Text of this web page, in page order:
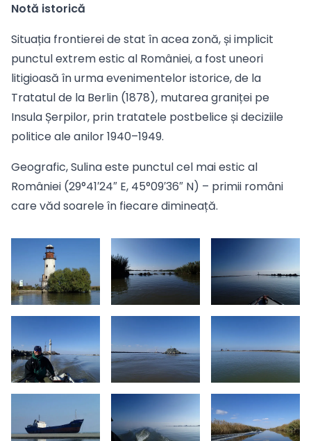
Notă istorică
Situația frontierei de stat în acea zonă, și implicit
punctul extrem estic al României, a fost uneori
litigioasă în urma evenimentelor istorice, de la
Tratatul de la Berlin (1878), mutarea graniței pe
Insula Șerpilor, prin tratatele postbelice și deciziile
politice ale anilor 1940–1949.
Geografic, Sulina este punctul cel mai estic al
României (29°41′24″ E, 45°09′36″ N) – primii români
care văd soarele în fiecare dimineață.